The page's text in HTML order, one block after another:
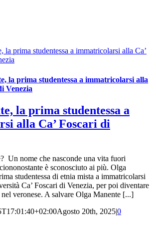
la prima studentessa a immatricolarsi alla Ca’
la prima studentessa a immatricolarsi alla
Venezia
la prima studentessa a
alla Ca’ Foscari di
Un nome che nasconde una vita fuori
è sconosciuto ai più. Olga
studentessa di etnia mista a immatricolarsi
Ca’ Foscari di Venezia, per poi diventare
veronese. A salvare Olga Manente [...]
Agosto 20th, 2025|0